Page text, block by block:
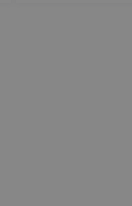
容】 {粘贴完整日志，含时间戳、线